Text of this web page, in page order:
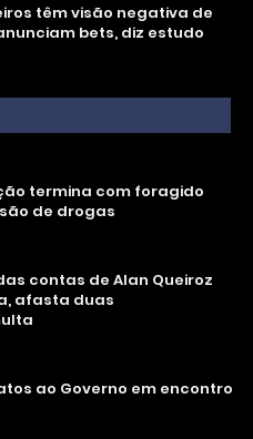
têm visão negativa de
bets, diz estudo
termina com foragido
de drogas
contas de Alan Queiroz
afasta duas
ao Governo em encontro